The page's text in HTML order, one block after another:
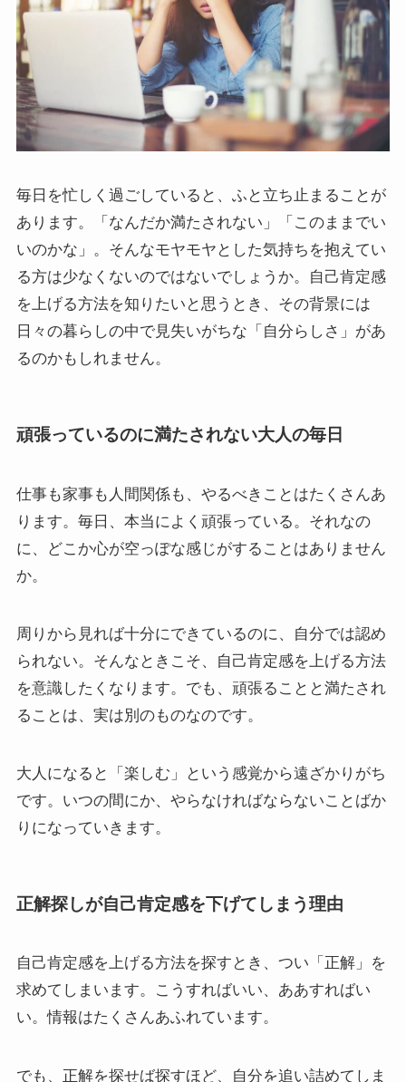
毎日を忙しく過ごしていると、ふと立ち止まることが
あります。「なんだか満たされない」「このままでい
いのかな」。そんなモヤモヤとした気持ちを抱えてい
る方は少なくないのではないでしょうか。自己肯定感
を上げる方法を知りたいと思うとき、その背景には
日々の暮らしの中で見失いがちな「自分らしさ」があ
るのかもしれません。
頑張っているのに満たされない大人の毎日
仕事も家事も人間関係も、やるべきことはたくさんあ
ります。毎日、本当によく頑張っている。それなの
に、どこか心が空っぽな感じがすることはありません
か。
周りから見れば十分にできているのに、自分では認め
られない。そんなときこそ、自己肯定感を上げる方法
を意識したくなります。でも、頑張ることと満たされ
ることは、実は別のものなのです。
大人になると「楽しむ」という感覚から遠ざかりがち
です。いつの間にか、やらなければならないことばか
りになっていきます。
正解探しが自己肯定感を下げてしまう理由
自己肯定感を上げる方法を探すとき、つい「正解」を
求めてしまいます。こうすればいい、ああすればい
い。情報はたくさんあふれています。
でも、正解を探せば探すほど、自分を追い詰めてしま